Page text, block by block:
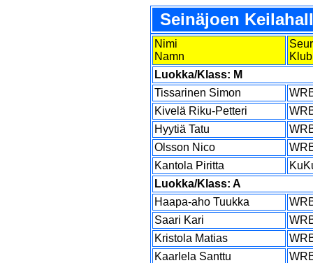
Seinäjoen
Nimi
Namn
Luokka/Klass: M
Tissarinen Simon
Kivelä Riku-Petteri
Hyytiä Tatu
Olsson Nico
Kantola Piritta
Luokka/Klass: A
Haapa-aho Tuukka
Saari Kari
Kristola Matias
Kaarlela Santtu